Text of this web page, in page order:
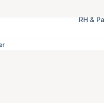
RH &